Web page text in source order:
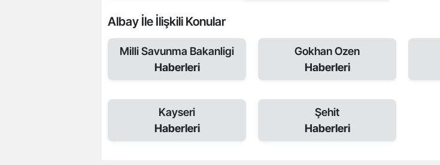
Albay İle İlişkili Konular
Milli Savunma Bakanligi
Haberleri
Gokhan Ozen
Haberleri
Kayseri
Haberleri
Şehit
Haberleri